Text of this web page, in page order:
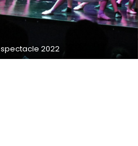
spectacle 2022